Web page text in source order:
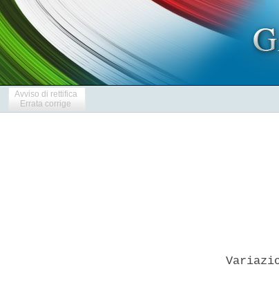
Avviso di rettifica
Errata corrige